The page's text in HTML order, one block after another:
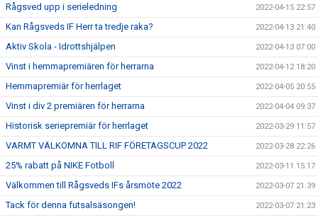
Rågsved upp i serieledning 2022-04-15 22:57
Kan Rågsveds IF Herr ta tredje raka? 2022-04-13 21:40
Aktiv Skola - Idrottshjälpen 2022-04-13 07:00
Vinst i hemmapremiären för herrarna 2022-04-12 18:20
Hemmapremiär för herrlaget 2022-04-05 20:55
Vinst i div 2 premiären för herrarna 2022-04-04 09:37
Historisk seriepremiär för herrlaget 2022-03-29 11:57
VARMT VÄLKOMNA TILL RIF FÖRETAGSCUP 2022 2022-03-28 22:26
25% rabatt på NIKE Fotboll 2022-03-11 15:17
Välkommen till Rågsveds IFs årsmöte 2022 2022-03-07 21:39
Tack för denna futsalsäsongen! 2022-03-07 21:23